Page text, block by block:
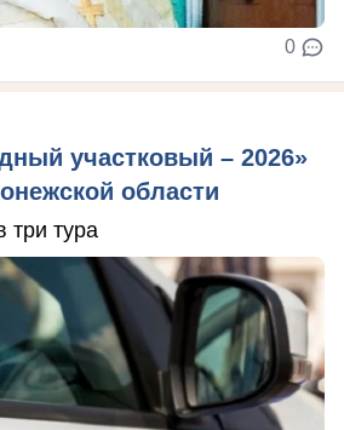
0
участковый – 2026»
области
три тура